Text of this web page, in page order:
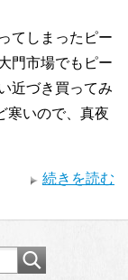
てしまったピー
門市場でもピー
近づき買ってみ
寒いので、真夜
続きを読む